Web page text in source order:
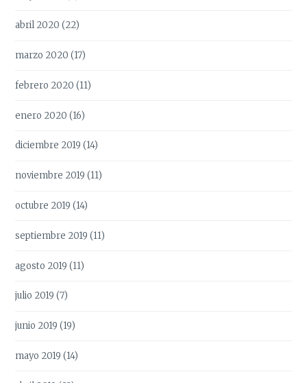
abril 2020 (22)
marzo 2020 (17)
febrero 2020 (11)
enero 2020 (16)
diciembre 2019 (14)
noviembre 2019 (11)
octubre 2019 (14)
septiembre 2019 (11)
agosto 2019 (11)
julio 2019 (7)
junio 2019 (19)
mayo 2019 (14)